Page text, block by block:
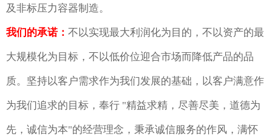
及非标压力容器制造。
我们的承诺： 不以实现最大利润化为目的，不以资产的最
大规模化为目标，不以低价位迎合市场而降低产品的品
质。坚持以客户需求作为我们发展的基础，以客户满意作
为我们追求的目标，奉行 "精益求精，尽善尽美，道德为
先，诚信为本"的经营理念，秉承诚信服务的作风，满怀